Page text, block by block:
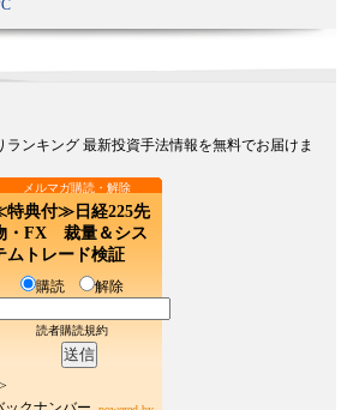
ンキング 最新投資手法情報を無料でお届けま
メルマガ購読・解除
典付≫日経225先
・FX 裁量＆シス
ムトレード検証
購読 解除
読者購読規約